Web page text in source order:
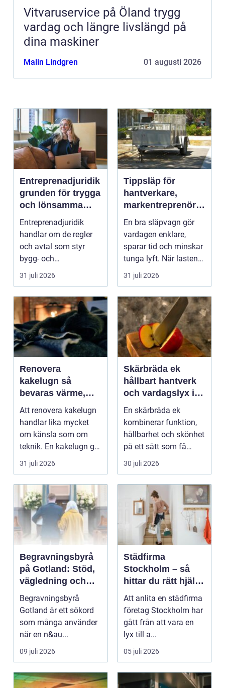
Vitvaruservice på Öland trygg
vardag och längre livslängd på
dina maskiner
Malin Lindgren 01 augusti 2026
Entreprenadjuridik
grunden för trygga
och lönsamma
byggprojekt
Entreprenadjuridik
handlar om de regler
och avtal som styr
bygg- och
anläggningsprojekt.
När ansvar,...
31 juli 2026
Tippsläp för
hantverkare,
markentreprenörer
och lantbruk en
praktisk guide
En bra släpvagn gör
vardagen enklare,
sparar tid och minskar
tunga lyft. När lasten
är bulkig, smuts...
31 juli 2026
Renovera
kakelugn så
bevaras värme,
historia och
trygghet
Att renovera kakelugn
handlar lika mycket
om känsla som om
teknik. En kakelugn ger
stilla värme, däm...
31 juli 2026
Skärbräda ek
hållbart hantverk
och vardagslyx i
köket
En skärbräda ek
kombinerar funktion,
hållbarhet och skönhet
på ett sätt som få
andra köksredskap
gör...
30 juli 2026
Begravningsbyrå
på Gotland: Stöd,
vägledning och
trygga val
Begravningsbyrå
Gotland är ett sökord
som många använder
när en n&au...
09 juli 2026
Städfirma
Stockholm – så
hittar du rätt hjälp
för hem och
företag
Att anlita en städfirma
företag Stockholm har
gått från att vara en
lyx till a...
05 juli 2026